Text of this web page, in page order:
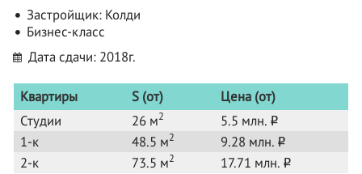
Застройщик: Колди
Бизнес-класс
Дата сдачи: 2018г.
Квартиры S (от)
Цена (от)
Студии
26 м2 5.5 млн. o
1-к 48.5 м2 9.28 млн. o
2-к 73.5 м2 17.71 млн. o